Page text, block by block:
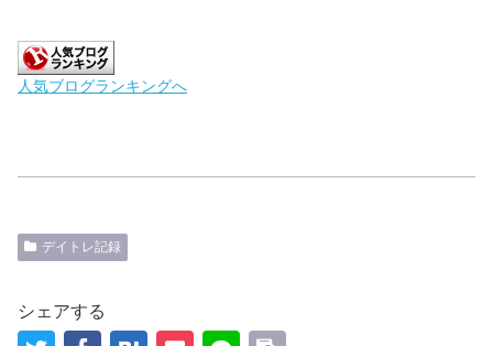
人気ブログランキングへ
デイトレ記録
シェアする